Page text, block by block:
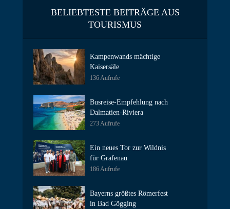
BELIEBTESTE BEITRÄGE AUS
TOURISMUS
Kampenwands mächtige
Kaisersäle
136 Aufrufe
Busreise-Empfehlung nach
Dalmatien-Riviera
273 Aufrufe
Ein neues Tor zur Wildnis
für Grafenau
186 Aufrufe
Bayerns größtes Römerfest
in Bad Gögging